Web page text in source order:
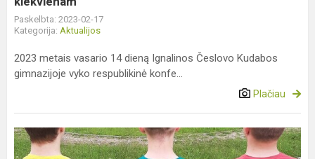
Paskelbta: 2023-02-17
Kategorija: Aktualijos
2023 metais vasario 14 dieną Ignalinos Česlovo Kudabos
gimnazijoje vyko respublikinė konfe...
Plačiau
Gimnazijos
direktorės